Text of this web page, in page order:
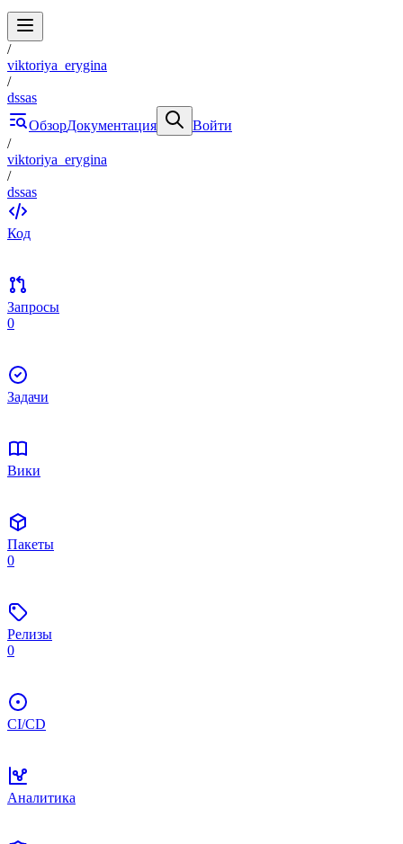
/
viktoriya_erygina
/
dssas
ОбзорДокументация
Войти
/
viktoriya_erygina
/
dssas
Код
Запросы
0
Задачи
Вики
Пакеты
0
Релизы
0
CI/CD
Аналитика